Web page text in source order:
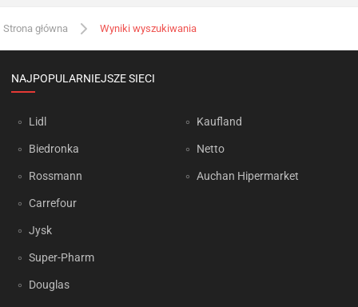
Strona główna Wyniki wyszukiwania
NAJPOPULARNIEJSZE SIECI
Lidl
Biedronka
Rossmann
Carrefour
Jysk
Super-Pharm
Douglas
Kaufland
Netto
Auchan Hipermarket